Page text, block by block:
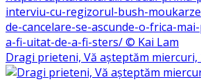
Dragi prieteni, Vă așteptăm miercuri,